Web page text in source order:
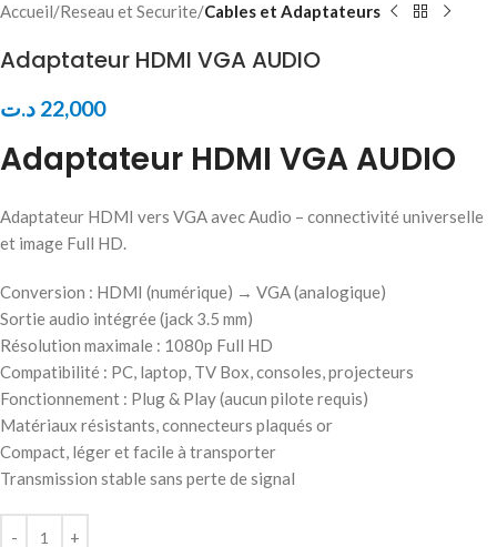
Accueil Reseau et Securite Cables et Adaptateurs
Adaptateur HDMI VGA AUDIO
22,000 د.ت
Adaptateur HDMI VGA AUDIO
Adaptateur HDMI vers VGA avec Audio – connectivité universelle
et image Full HD.
Conversion : HDMI (numérique) → VGA (analogique)
Sortie audio intégrée (jack 3.5 mm)
Résolution maximale : 1080p Full HD
Compatibilité : PC, laptop, TV Box, consoles, projecteurs
Fonctionnement : Plug & Play (aucun pilote requis)
Matériaux résistants, connecteurs plaqués or
Compact, léger et facile à transporter
Transmission stable sans perte de signal